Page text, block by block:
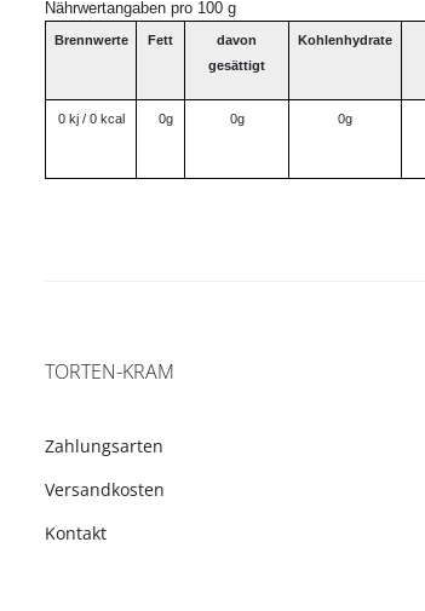
Nährwertangaben pro 100 g
Brennwerte Fett
davon
gesättigt
Kohlenhydrate
0 kj / 0 kcal 0g 0g 0g
TORTEN-KRAM
Zahlungsarten
Versandkosten
Kontakt